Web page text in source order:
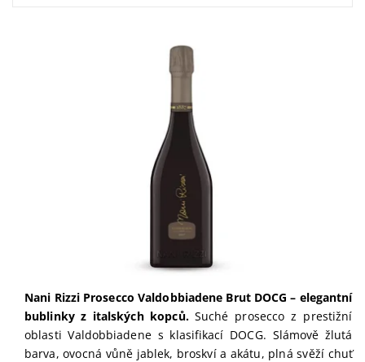
Nani Rizzi Prosecco Valdobbiadene Brut DOCG – elegantní
bublinky z italských kopců. Suché prosecco z prestižní
oblasti Valdobbiadene s klasifikací DOCG. Slámově žlutá
barva, ovocná vůně jablek, broskví a akátu, plná svěží chuť